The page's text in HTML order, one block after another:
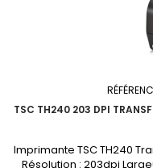
TSC TH240 203 DPI
Imprimante TSC TH240
Résolution : 203dpi